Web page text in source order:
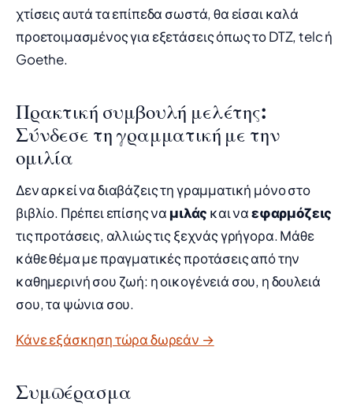
χτίσεις αυτά τα επίπεδα σωστά, θα είσαι καλά
προετοιμασμένος για εξετάσεις όπως το DTZ, telc ή
Goethe.
Πρακτική συμβουλή μελέτης:
Σύνδεσε τη γραμματική με την
ομιλία
Δεν αρκεί να διαβάζεις τη γραμματική μόνο στο
βιβλίο. Πρέπει επίσης να μιλάς και ναεφαρμόζεις
τις προτάσεις, αλλιώς τις ξεχνάς γρήγορα. Μάθε
κάθε θέμα με πραγματικές προτάσεις από την
καθημερινή σου ζωή: η οικογένειά σου, η δουλειά
σου, τα ψώνια σου.
Κάνε εξάσκηση τώρα δωρεάν →
Συμπέρασμα